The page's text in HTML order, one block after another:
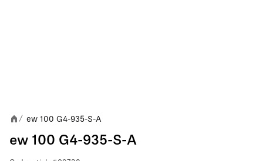
/ ew 100 G4-935-S-A
ew 100 G4-935-S-A